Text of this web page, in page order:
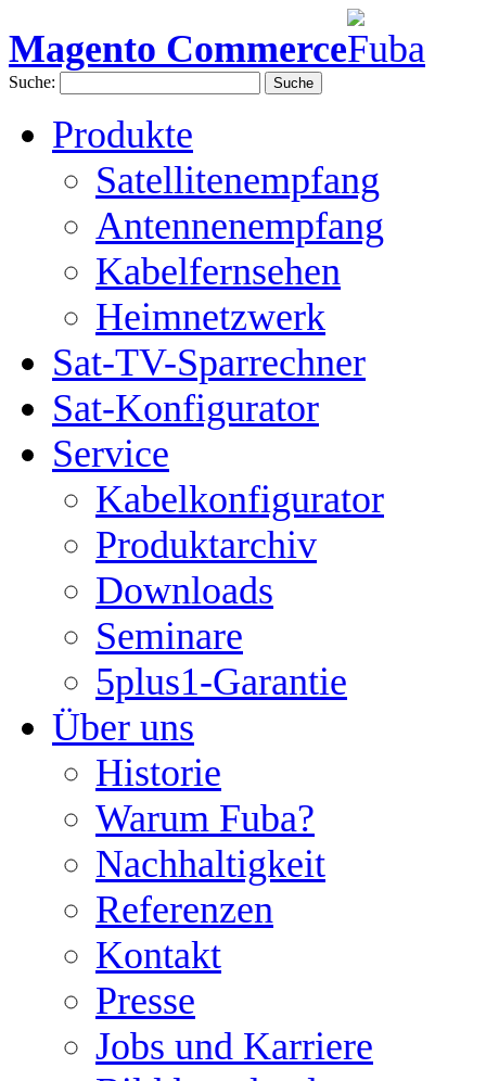
Magento Commerce
Suche: Suche
Produkte
Satellitenempfang
Antennenempfang
Kabelfernsehen
Heimnetzwerk
Sat-TV-Sparrechner
Sat-Konfigurator
Service
Kabelkonfigurator
Produktarchiv
Downloads
Seminare
5plus1-Garantie
Über uns
Historie
Warum Fuba?
Nachhaltigkeit
Referenzen
Kontakt
Presse
Jobs und Karriere